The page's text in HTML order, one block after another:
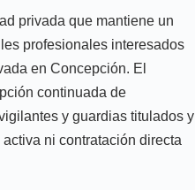
privada que mantiene un
profesionales interesados
en Concepción. El
continuada de
y guardias titulados y
ni contratación directa